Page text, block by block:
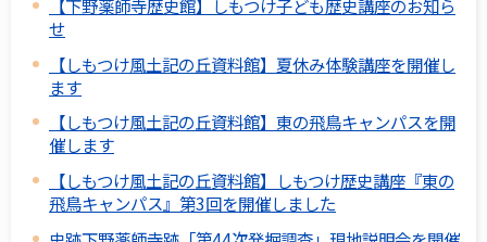
【下野薬師寺歴史館】しもつけ子ども歴史講座のお知ら
せ
【しもつけ風土記の丘資料館】夏休み体験講座を開催し
ます
【しもつけ風土記の丘資料館】東の飛鳥キャンパスを開
催します
【しもつけ風土記の丘資料館】しもつけ歴史講座『東の
飛鳥キャンパス』第3回を開催しました